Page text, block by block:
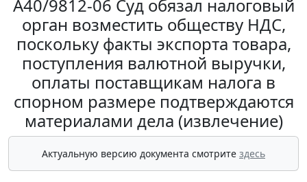
А40/9812-06 Суд обязал налоговый
орган возместить обществу НДС,
поскольку факты экспорта товара,
поступления валютной выручки,
оплаты поставщикам налога в
спорном размере подтверждаются
материалами дела (извлечение)
Актуальную версию документа смотрите здесь